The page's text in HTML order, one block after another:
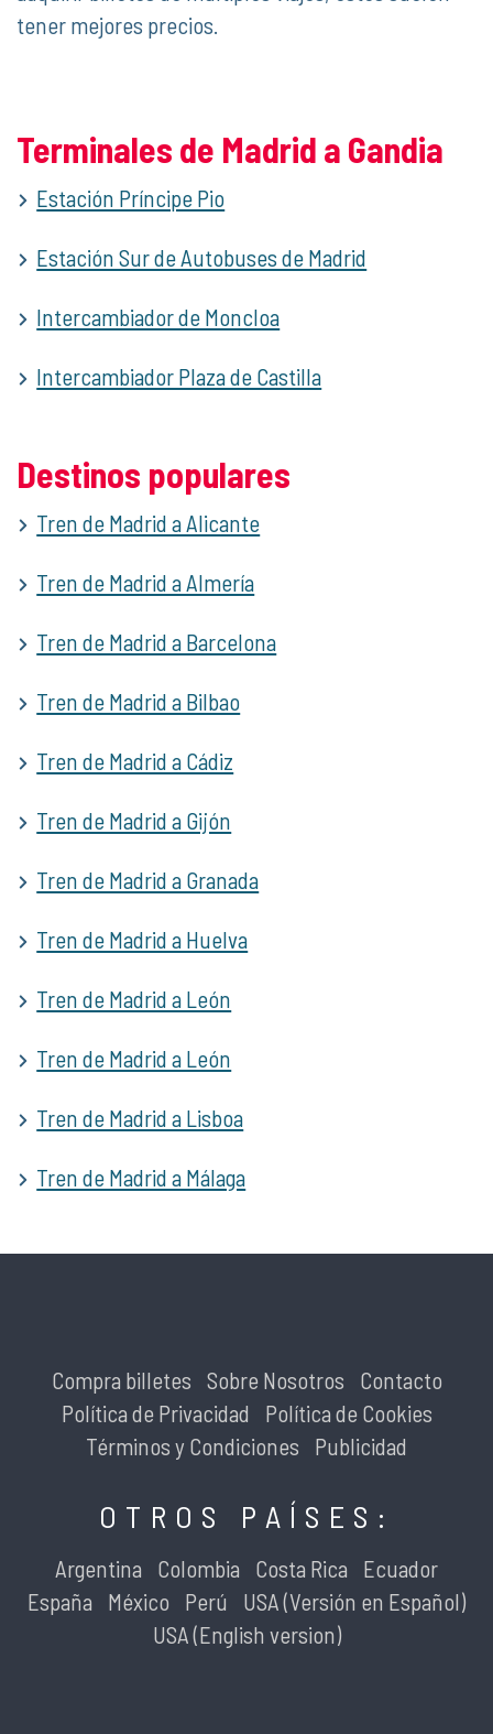
tener mejores precios.
Terminales de Madrid a Gandia
Estación Príncipe Pio
Estación Sur de Autobuses de Madrid
Intercambiador de Moncloa
Intercambiador Plaza de Castilla
Destinos populares
Tren de Madrid a Alicante
Tren de Madrid a Almería
Tren de Madrid a Barcelona
Tren de Madrid a Bilbao
Tren de Madrid a Cádiz
Tren de Madrid a Gijón
Tren de Madrid a Granada
Tren de Madrid a Huelva
Tren de Madrid a León
Tren de Madrid a León
Tren de Madrid a Lisboa
Tren de Madrid a Málaga
Compra billetes Sobre Nosotros
Contacto
Política de Privacidad
Política de Cookies
Términos y Condiciones
Publicidad
OTROS PAÍSES:
Argentina Colombia Costa Rica
Ecuador
España
México Perú
USA (Versión en Español)
USA (English version)